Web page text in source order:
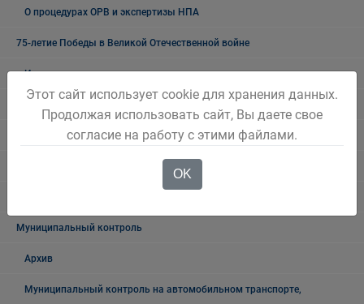
О процедурах ОРВ и экспертизы НПА
75-летие Победы в Великой Отечественной войне
Их именами названы улицы города
Ликвидация аварийного жилья
Муниципальные закупки
Муниципальный контроль
Архив
Муниципальный контроль на автомобильном транспорте,
Этот сайт использует cookie для хранения данных.
Продолжая использовать сайт, Вы даете свое
согласие на работу с этими файлами.
OK